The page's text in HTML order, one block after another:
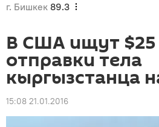
г. Бишкек 89.3
В США ищут $25
отправки тела
кыргызстанца
15:08 21.01.2016